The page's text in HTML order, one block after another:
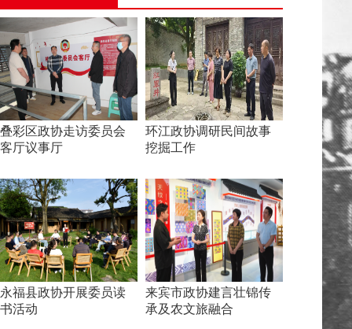
叠彩区政协走访委员会
客厅议事厅
环江政协调研民间故事
挖掘工作
永福县政协开展委员读
书活动
来宾市政协建言壮锦传
承及农文旅融合